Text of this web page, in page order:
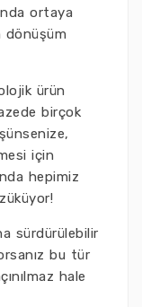
ortaya
dönüşüm
ürün
birçok
için
hepimiz
sürdürülebilir
bu tür
hale